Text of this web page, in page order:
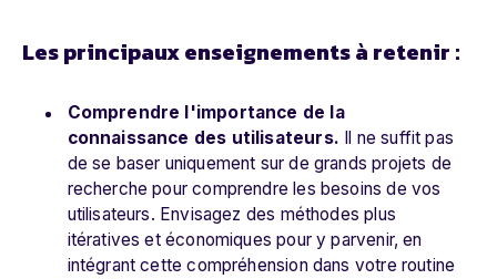
Les principaux enseignements à retenir :
Comprendre l'importance de la
connaissance des utilisateurs.
Il ne suffit pas
de se baser uniquement sur de grands projets de
recherche pour comprendre les besoins de vos
utilisateurs. Envisagez des méthodes plus
itératives et économiques pour y parvenir, en
intégrant cette compréhension dans votre routine